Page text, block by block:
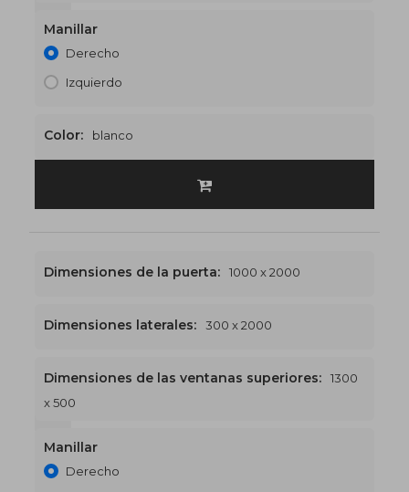
Manillar
Derecho
Izquierdo
Color: blanco
Dimensiones de la puerta: 1000 x 2000
Dimensiones laterales: 300 x 2000
Dimensiones de las ventanas superiores:
1300
x 500
Manillar
Derecho